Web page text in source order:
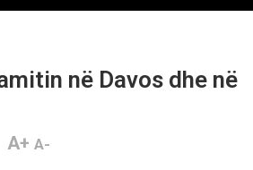
në Davos dhe në
A+ A-